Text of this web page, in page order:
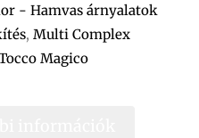
- Hamvas árnyalatok
,Multi Complex
Magico